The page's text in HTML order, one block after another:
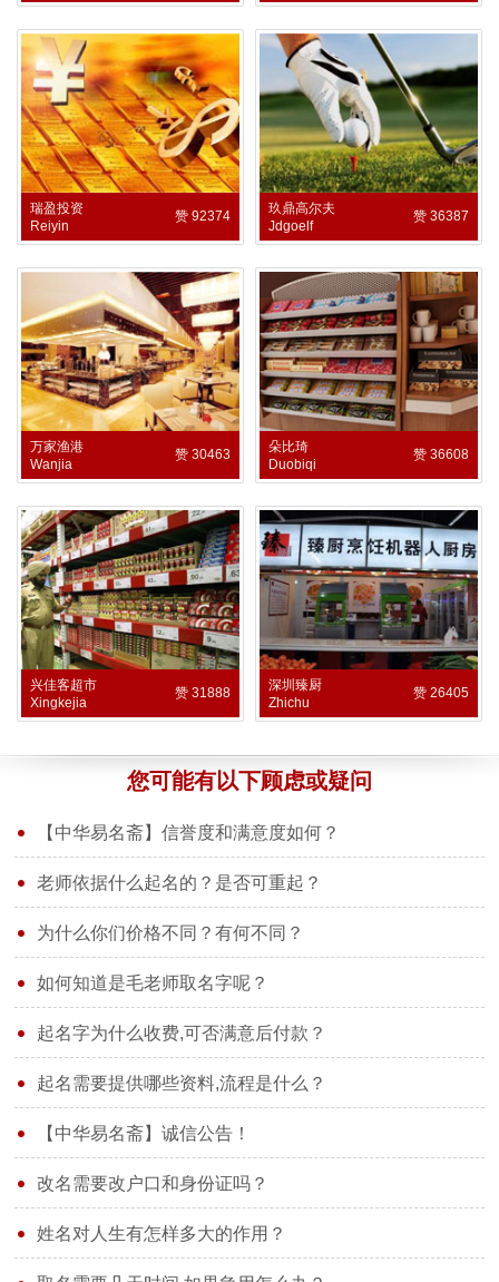
瑞盈投资
Reiyin
赞 92374
玖鼎高尔夫
Jdgoelf
赞 36387
万家渔港
Wanjia
赞 30463
朵比琦
Duobiqi
赞 36608
兴佳客超市
Xingkejia
赞 31888
深圳臻厨
Zhichu
赞 26405
您可能有以下顾虑或疑问
【中华易名斋】信誉度和满意度如何？
老师依据什么起名的？是否可重起？
为什么你们价格不同？有何不同？
如何知道是毛老师取名字呢？
起名字为什么收费,可否满意后付款？
起名需要提供哪些资料,流程是什么？
【中华易名斋】诚信公告！
改名需要改户口和身份证吗？
姓名对人生有怎样多大的作用？